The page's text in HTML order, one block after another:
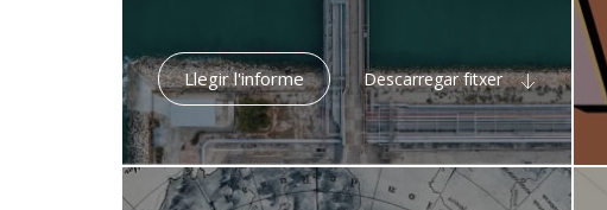
Llegir l'informe Descarregar fitxer